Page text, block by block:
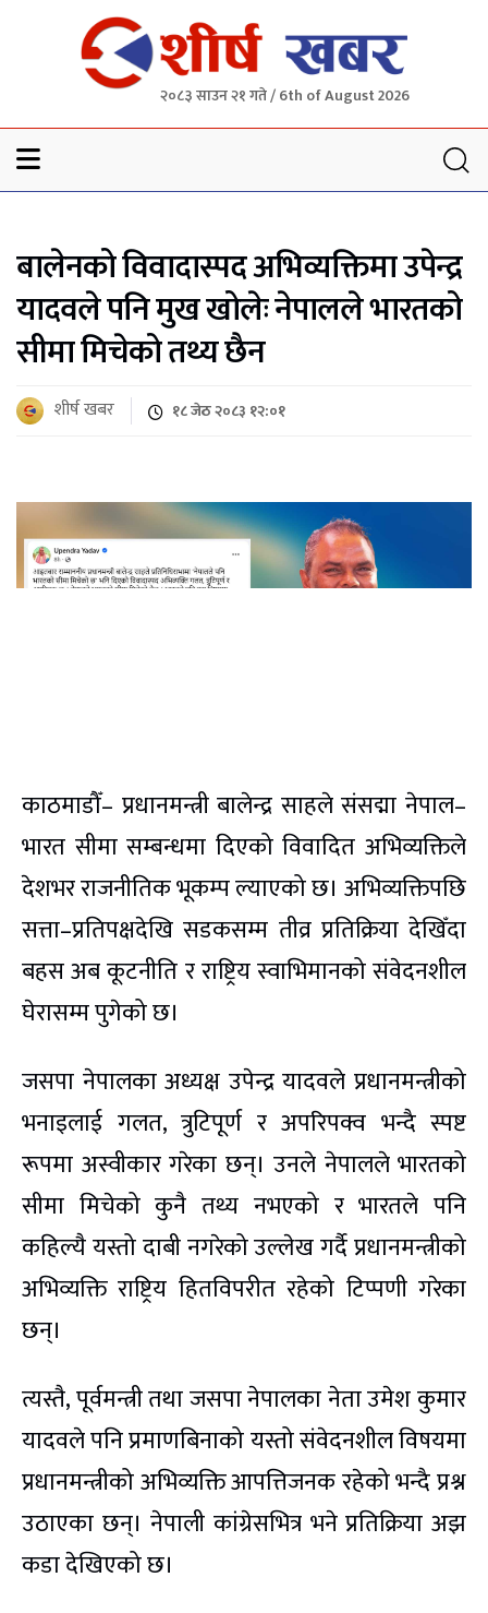
२०८३ साउन २१ गते / 6th of August 2026
बालेनको विवादास्पद अभिव्यक्तिमा उपेन्द्र
यादवले पनि मुख खोलेः नेपालले भारतको
सीमा मिचेको तथ्य छैन
शीर्ष खबर १८ जेठ २०८३ १२:०१
काठमाडौँ– प्रधानमन्त्री बालेन्द्र साहले संसद्मा नेपाल–
भारत सीमा सम्बन्धमा दिएको विवादित अभिव्यक्तिले
देशभर राजनीतिक भूकम्प ल्याएको छ। अभिव्यक्तिपछि
सत्ता–प्रतिपक्षदेखि सडकसम्म तीव्र प्रतिक्रिया देखिँदा
बहस अब कूटनीति र राष्ट्रिय स्वाभिमानको संवेदनशील
घेरासम्म पुगेको छ।
जसपा नेपालका अध्यक्ष उपेन्द्र यादवले प्रधानमन्त्रीको
भनाइलाई गलत, त्रुटिपूर्ण र अपरिपक्व भन्दै स्पष्ट
रूपमा अस्वीकार गरेका छन्। उनले नेपालले भारतको
सीमा मिचेको कुनै तथ्य नभएको र भारतले पनि
कहिल्यै यस्तो दाबी नगरेको उल्लेख गर्दै प्रधानमन्त्रीको
अभिव्यक्ति राष्ट्रिय हितविपरीत रहेको टिप्पणी गरेका
छन्।
त्यस्तै, पूर्वमन्त्री तथा जसपा नेपालका नेता उमेश कुमार
यादवले पनि प्रमाणबिनाको यस्तो संवेदनशील विषयमा
प्रधानमन्त्रीको अभिव्यक्ति आपत्तिजनक रहेको भन्दै प्रश्न
उठाएका छन्। नेपाली कांग्रेसभित्र भने प्रतिक्रिया अझ
कडा देखिएको छ।